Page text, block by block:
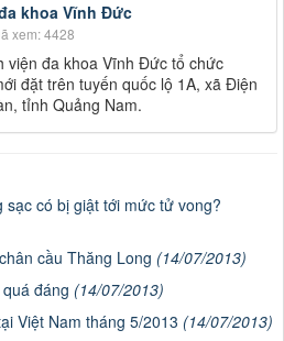
khoa Vĩnh Đức
xem: 4428
viện đa khoa Vĩnh Đức tổ chức
đặt trên tuyến quốc lộ 1A, xã Điện
tỉnh Quảng Nam.
có bị giật tới mức tử vong?
cầu Thăng Long (14/07/2013)
đáng (14/07/2013)
Việt Nam tháng 5/2013 (14/07/2013)